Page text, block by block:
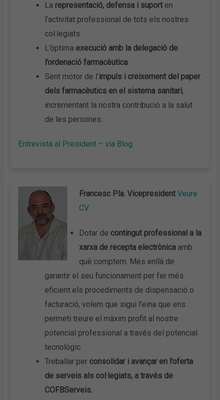
La representació, defensa i suporten
l’activitat professional de tots els nostres
col·legiats
L’òptima execució amb la delegació de
l’ordenació farmacèutica.
Sent motor de l’impuls i creixement del paper
dels farmacèutics en el sistema sanitari,
incrementant la nostra contribució a la salut
de les persones.
Entrevista al President – via Blog
Francesc Pla. VicepresidentVeure
CV
Dotar de contingut professional a la
xarxa de recepta electrònica amb
què comptem. Més enllà de
garantir el seu funcionament per fer més
eficient els procediments de dispensació o
facturació, volem que sigui l’eina que ens
permeti treure el màxim profit al nostre
potencial professional a través del potencial
tecnològic.
Treballar per consolidar i avançar en l’oferta
de serveis als col·legiats, a través de
COFBServeis.